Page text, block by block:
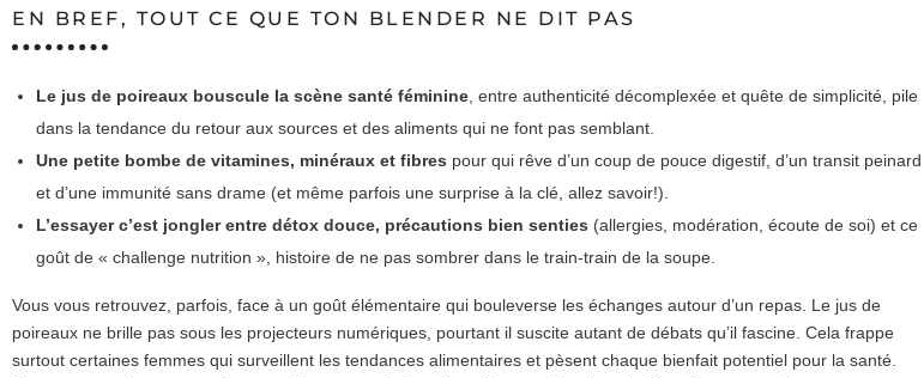
EN BREF, TOUT CE QUE TON BLENDER NE DIT PAS
Le jus de poireaux bouscule la scène santé féminine , entre authenticité décomplexée et quête de simplicité, pile
dans la tendance du retour aux sources et des aliments qui ne font pas semblant.
Une petite bombe de vitamines, minéraux et fibres pour qui rêve d’un coup de pouce digestif, d’un transit peinard
et d’une immunité sans drame (et même parfois une surprise à la clé, allez savoir!).
L’essayer c’est jongler entre détox douce, précautions bien senties (allergies, modération, écoute de soi) et ce
goût de « challenge nutrition », histoire de ne pas sombrer dans le train-train de la soupe.
Vous vous retrouvez, parfois, face à un goût élémentaire qui bouleverse les échanges autour d’un repas. Le jus de
poireaux ne brille pas sous les projecteurs numériques, pourtant il suscite autant de débats qu’il fascine. Cela frappe
surtout certaines femmes qui surveillent les tendances alimentaires et pèsent chaque bienfait potentiel pour la santé.